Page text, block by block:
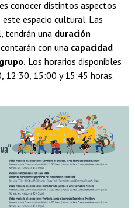
conocer distintos aspectos
espacio cultural. Las
tendrán una duración
con una capacidad
Los horarios disponibles
12:30, 15:00 y 15:45 horas.